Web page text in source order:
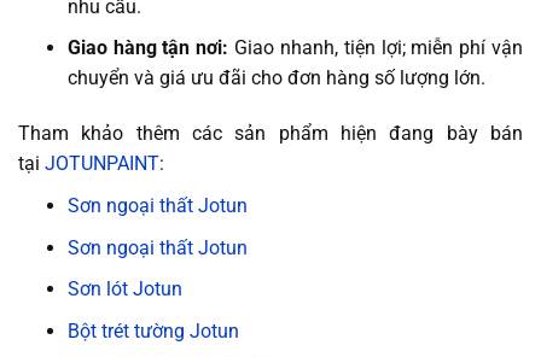
nhu cầu.
Giao hàng tận nơi: Giao nhanh, tiện lợi; miễn phí vận
chuyển và giá ưu đãi cho đơn hàng số lượng lớn.
Tham khảo thêm các sản phẩm hiện đang bày bán
tại JOTUNPAINT:
Sơn ngoại thất Jotun
Sơn ngoại thất Jotun
Sơn lót Jotun
Bột trét tường Jotun